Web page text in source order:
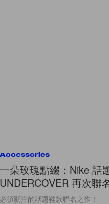
Accessories
一朵玫瑰點綴：Nike 話
UNDERCOVER 再次聯
必須關注的話題鞋款聯名之作！